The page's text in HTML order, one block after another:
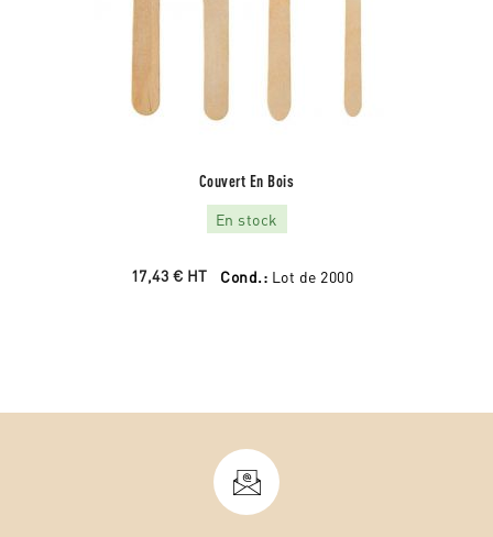
Couvert En Bois
En stock
17,43 € HT Cond.: Lot de 2000